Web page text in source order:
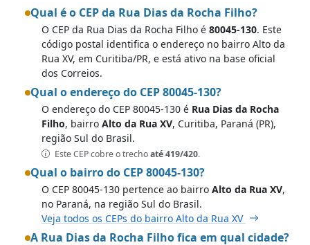
Qual é o CEP da Rua Dias da Rocha Filho?
O CEP da Rua Dias da Rocha Filho é 80045-130. Este
código postal identifica o endereço no bairro Alto da
Rua XV, em Curitiba/PR, e está ativo na base oficial
dos Correios.
Qual o endereço do CEP 80045-130?
O endereço do CEP 80045-130 é Rua Dias da Rocha
Filho, bairro Alto da Rua XV, Curitiba, Paraná (PR),
região Sul do Brasil.
Este CEP cobre o trechoaté 419/420.
Qual o bairro do CEP 80045-130?
O CEP 80045-130 pertence ao bairro Alto da Rua XV,
no Paraná, na região Sul do Brasil.
Veja todos os CEPs do bairro Alto da Rua XV
A Rua Dias da Rocha Filho fica em qual cidade?